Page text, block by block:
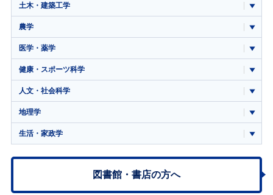
土木・建築工学
農学
医学・薬学
健康・スポーツ科学
人文・社会科学
地理学
生活・家政学
図書館・書店の方へ